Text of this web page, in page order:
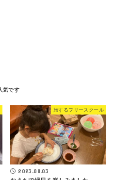
旅するフリースクール
2023.08.03